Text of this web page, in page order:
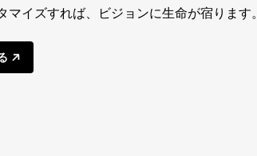
イズすれば、ビジョンに生命が宿ります。